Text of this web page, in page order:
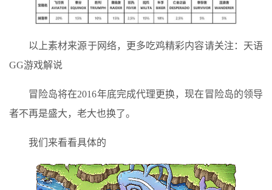
以上素材来源于网络，更多吃鸡精彩内容请关注：天语
GG游戏解说
冒险岛将在2016年底完成代理更换，现在冒险岛的领导
者不再是盛大，老大也换了。
我们来看看具体的